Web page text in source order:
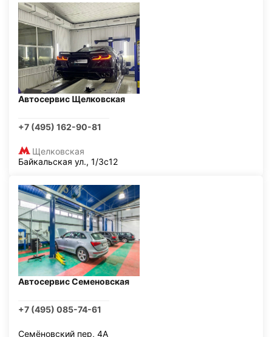
Автосервис Щелковская
+7 (495) 162-90-81
Щелковская
Байкальская ул., 1/3с12
Автосервис Семеновская
+7 (495) 085-74-61
Семёновский пер, 4А